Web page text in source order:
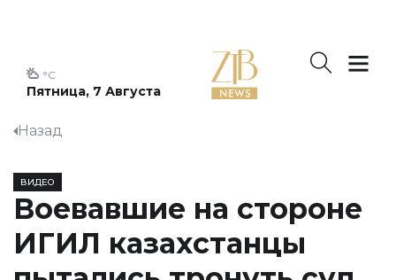
Пятница, 7 Августа
°C
Назад
ВИДЕО
Воевавшие на стороне
ИГИЛ казахстанцы